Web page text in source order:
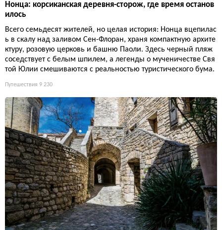
Нонца: корсиканская деревня-сторож, где время останов
илось
Всего семьдесят жителей, но целая история: Нонца вцепилас
ь в скалу над заливом Сен-Флоран, храня компактную архите
ктуру, розовую церковь и башню Паоли. Здесь черный пляж
соседствует с белым шпилем, а легенды о мученичестве Свя
той Юлии смешиваются с реальностью туристического бума.
Путешествия 9 230